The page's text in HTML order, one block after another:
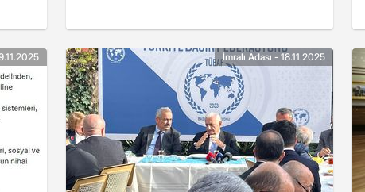
İmralı Adası - 18.11.2025